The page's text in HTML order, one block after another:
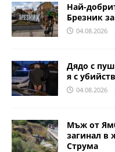
Най-
Брезник
04.08.2026
Дядо с
я с
04.08.2026
Мъж от
загинал в
Струма